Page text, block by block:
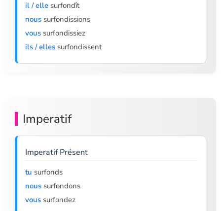
il / elle surfondît
nous surfondissions
vous surfondissiez
ils / elles surfondissent
Imperatif
Imperatif Présent
tu surfonds
nous surfondons
vous surfondez